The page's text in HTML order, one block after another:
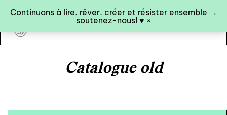
Continuons à lire, rêver, créer et résister ensemble →
soutenez-nous! ♥︎ ×
art&fiction
Catalogue old